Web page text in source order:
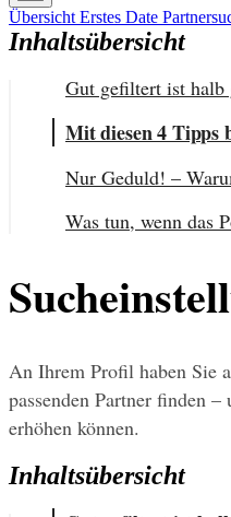
Übersicht Erstes Date
Inhaltsübersicht
Gut gefiltert ist halb
Mit diesen 4 Tipps
Nur Geduld! –
Was tun, wenn das
An Ihrem Profil haben Sie
passenden Partner finden
erhöhen können.
Inhaltsübersicht